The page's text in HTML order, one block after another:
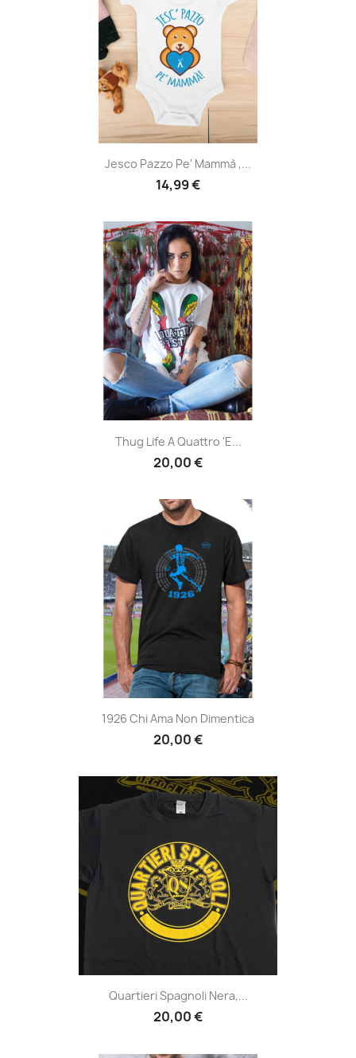
Jesco Pazzo Pe' Mammà ,...
14,99 €
Thug Life A Quattro 'e...
20,00 €
1926 Chi Ama Non Dimentica
20,00 €
Quartieri Spagnoli Nera,...
20,00 €